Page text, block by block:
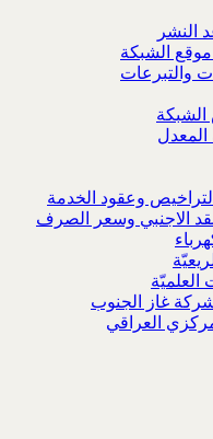
النشر
الشبكة
والتبرعات
المعدل
وعقود الخدمة
الاجنبي وسعر الصرف
العلميّة
غاز الجنوب
العراقي